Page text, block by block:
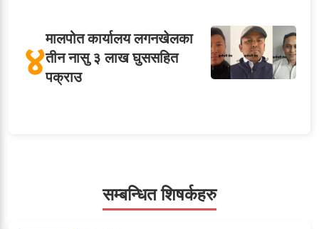
४मालपोत कार्यालय लगनखेलका
तीन नासु ३ लाख घुससहित
पक्राउ
सम्बन्धित शिषर्कहरु